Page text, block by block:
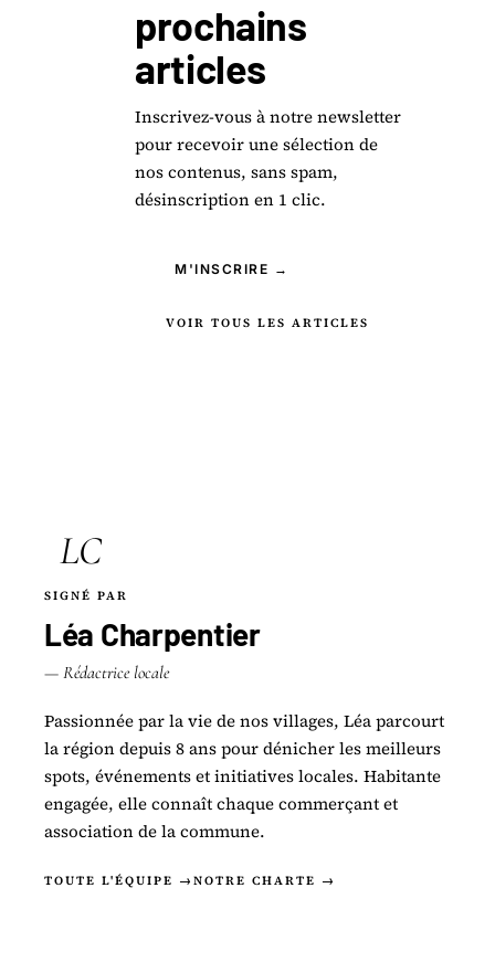
prochains
articles
Inscrivez-vous à notre newsletter
pour recevoir une sélection de
nos contenus, sans spam,
désinscription en 1 clic.
M'INSCRIRE →
VOIR TOUS LES ARTICLES
LC
SIGNÉ PAR
Léa Charpentier
— Rédactrice locale
Passionnée par la vie de nos villages, Léa parcourt
la région depuis 8 ans pour dénicher les meilleurs
spots, événements et initiatives locales. Habitante
engagée, elle connaît chaque commerçant et
association de la commune.
TOUTE L'ÉQUIPE → NOTRE CHARTE →